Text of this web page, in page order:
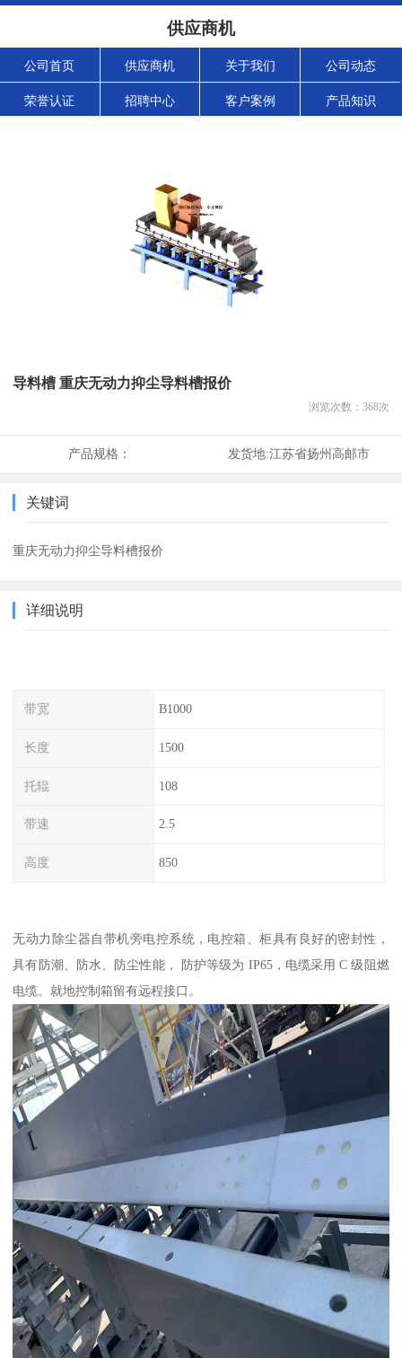
供应商机
公司首页 供应商机 关于我们 公司动态
荣誉认证 招聘中心 客户案例 产品知识
导料槽 重庆无动力抑尘导料槽报价
浏览次数： 368次
产品规格： 发货地:江苏省扬州高邮市
关键词
重庆无动力抑尘导料槽报价
详细说明
带宽 B1000
长度 1500
托辊 108
带速 2.5
高度 850
无动力除尘器自带机旁电控系统，电控箱、柜具有良好的密封性，
具有防潮、防水、防尘性能， 防护等级为 IP65，电缆采用 C 级阻燃
电缆。就地控制箱留有远程接口。